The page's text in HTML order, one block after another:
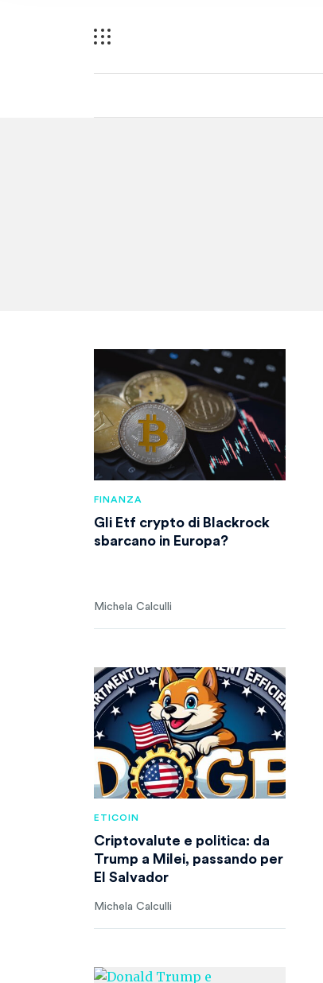
FINANZA
Gli Etf crypto di Blackrock
sbarcano in Europa?
Michela Calculli
ETICOIN
Criptovalute e politica: da
Trump a Milei, passando per
El Salvador
Michela Calculli